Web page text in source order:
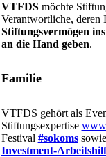
VTFDS möchte
Verantwortliche, deren
Stiftungsvermögen
an die Hand geben.
Familie
VTFDS gehört als
Stiftungsexpertise
Festival #sokomssowie
Investment-